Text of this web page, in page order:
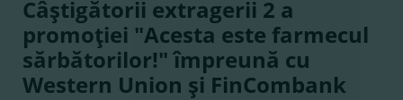
Câştigătorii extragerii 2 a
promoţiei "Acesta este farmecul
sărbătorilor!" împreună cu
Western Union şi FinCombank